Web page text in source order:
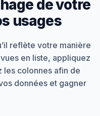
de votre
usages
reflète votre manière
en liste, appliquez
colonnes afin de
données et gagner